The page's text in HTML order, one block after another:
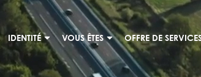
IDENTITÉ VOUS ÊTES OFFRE DE